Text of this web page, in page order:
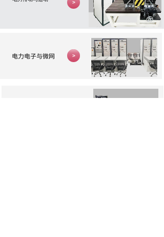
按钮文本
>
按钮文本
电力电子与微网
>